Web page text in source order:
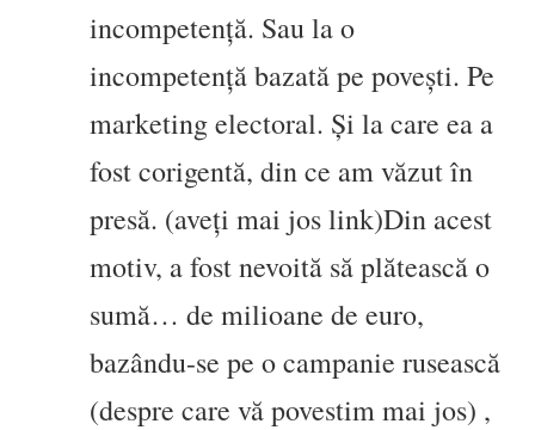
incompetență. Sau la o
incompetență bazată pe povești. Pe
marketing electoral. Și la care ea a
fost corigentă, din ce am văzut în
presă. (aveți mai jos link)Din acest
motiv, a fost nevoită să plătească o
sumă… de milioane de euro,
bazându-se pe o campanie rusească
(despre care vă povestim mai jos) ,